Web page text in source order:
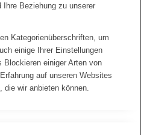
Ihre Beziehung zu unserer
Kategorienüberschriften, um
einige Ihrer Einstellungen
einiger Arten von
auf unseren Websites
die wir anbieten können.